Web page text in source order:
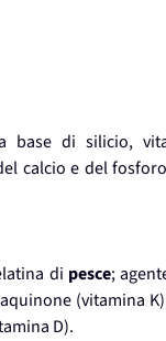
base di silicio,
calcio e del
di pesce;
(vitamina
D).